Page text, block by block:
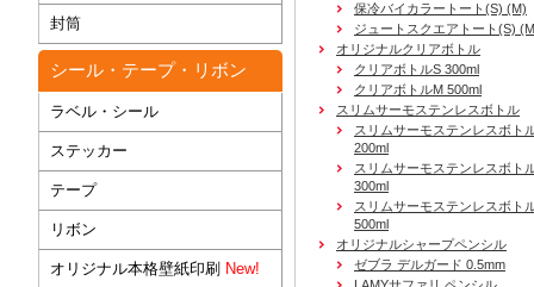
封筒
シール・テープ・リボン
ラベル・シール
ステッカー
テープ
リボン
オリジナル本格壁紙印刷 New!
保冷バイカラートート(S) (M)
ジュートスクエアトート(S)
オリジナルクリアボトル
クリアボトルS 300ml
クリアボトルM 500ml
スリムサーモステンレスボトル
スリムサーモステンレスボト
200ml
スリムサーモステンレスボト
300ml
スリムサーモステンレスボト
500ml
オリジナルシャープペンシル
ゼブラ デルガード 0.5mm